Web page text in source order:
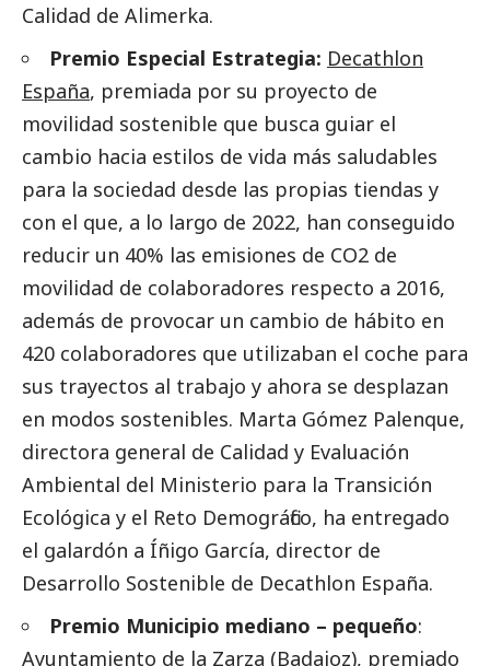
Calidad de Alimerka.
Premio Especial Estrategia: Decathlon
España, premiada por su proyecto de
movilidad sostenible que busca guiar el
cambio hacia estilos de vida más saludables
para la sociedad desde las propias tiendas y
con el que, a lo largo de 2022, han conseguido
reducir un 40% las emisiones de CO2 de
movilidad de colaboradores respecto a 2016,
además de provocar un cambio de hábito en
420 colaboradores que utilizaban el coche para
sus trayectos al trabajo y ahora se desplazan
en modos sostenibles. Marta Gómez Palenque,
directora general de Calidad y Evaluación
Ambiental del Ministerio para la Transición
Ecológica y el Reto Demográfico, ha entregado
el galardón a Íñigo García, director de
Desarrollo Sostenible de Decathlon España.
Premio Municipio mediano – pequeño:
Ayuntamiento de la Zarza (Badajoz), premiado